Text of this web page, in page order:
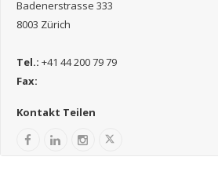
Badenerstrasse 333
8003 Zürich
Tel.: +41 44 200 79 79
Fax:
Kontakt Teilen